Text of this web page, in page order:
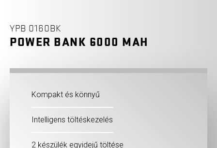
YPB 0160BK
POWER BANK 6000 MAH
Kompakt és könnyű
Intelligens töltéskezelés
2 készülék egyidejű töltése